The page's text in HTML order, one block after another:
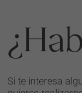
Si te interesa